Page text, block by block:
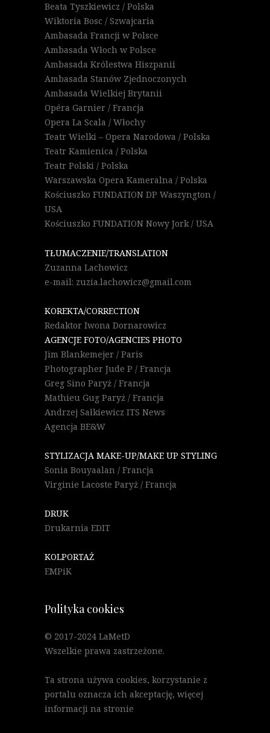
Beata Tyszkiewicz / Polska
Wiktoria Bosc / Szwajcaria
Ambasada Francji w Polsce
Ambasada Włoch w Polsce
Ambasada Królestwa Hiszpanii
Ambasada Stanów Zjednoczonych
Ambasada Wielkiej Brytanii
Opéra Garnier / Francja
Opera La Scala / Włochy
Teatr Wielki – Opera Narodowa / Polska
Teatr Kamienica / Polska
Teatr Polski / Polska
Warszawska Opera Kameralna / Polska
Kościuszko FUNDATION DP Waszyngton /
USA
Kościuszko FUNDATION Nowy Jork / USA
TŁUMACZENIE/TRANSLATION
Zuzanna Lachowicz
e-mail: zuzia.lachowicz@gmail.com
KOREKTA/CORRECTION
Redaktor Iwona Dornarowicz
AGENCJE FOTO/AGENCIES PHOTO
Jim Blankemejer / Paris
Photographer Jude P / Francja
Greg Sino Paryż / Francja
Mathieu Gug Paryż / Francja
Andrzej Sałkiewicz ITS News
Agencja BE&W
STYLIZACJA MAKE-UP/MAKE UP STYLING
Sonia Bouyaalan / Francja
Virginie Lacoste Paryż / Francja
DRUK
Drukarnia EDIT
KOLPORTAŻ
EMPiK
Polityka cookies
© 2017-2024 LaMetD
Wszelkie prawa zastrzeżone.
Ta strona używa cookies, korzystanie z
portalu oznacza ich akceptację, więcej
informacji na stronie